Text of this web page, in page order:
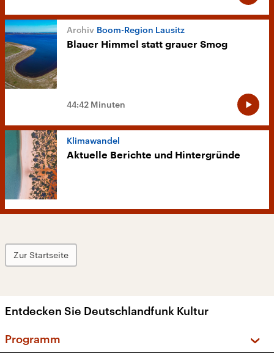
Boom-Region Lausitz
Blauer Himmel statt grauer Smog
44:42 Minuten
Klimawandel
Aktuelle Berichte und Hintergründe
Zur Startseite
Entdecken Sie Deutschlandfunk Kultur
Programm